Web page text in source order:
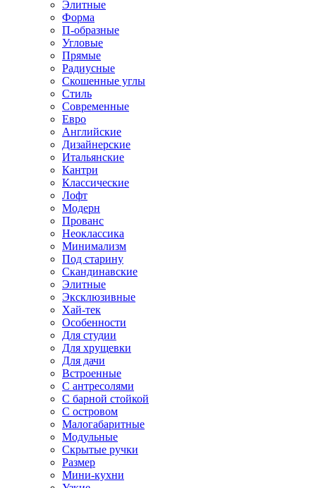
Элитные
Форма
П-образные
Угловые
Прямые
Радиусные
Скошенные углы
Стиль
Современные
Евро
Английские
Дизайнерские
Итальянские
Кантри
Классические
Лофт
Модерн
Прованс
Неоклассика
Минимализм
Под старину
Скандинавские
Элитные
Эксклюзивные
Хай-тек
Особенности
Для студии
Для хрущевки
Для дачи
Встроенные
С антресолями
С барной стойкой
С островом
Малогабаритные
Модульные
Скрытые ручки
Размер
Мини-кухни